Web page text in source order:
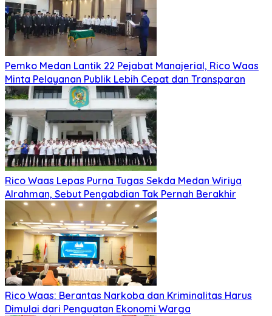
Pemko Medan Lantik 22 Pejabat Manajerial, Rico Waas
Minta Pelayanan Publik Lebih Cepat dan Transparan
Rico Waas Lepas Purna Tugas Sekda Medan Wiriya
Alrahman, Sebut Pengabdian Tak Pernah Berakhir
Rico Waas: Berantas Narkoba dan Kriminalitas Harus
Dimulai dari Penguatan Ekonomi Warga